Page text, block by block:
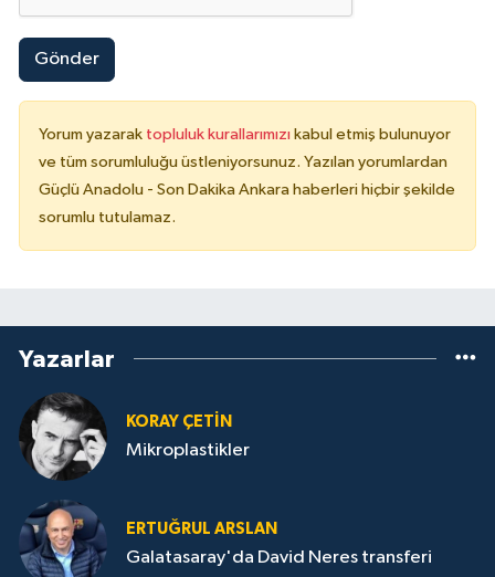
Gönder
Yorum yazarak topluluk kurallarımızı kabul etmiş bulunuyor
ve tüm sorumluluğu üstleniyorsunuz. Yazılan yorumlardan
Güçlü Anadolu - Son Dakika Ankara haberleri hiçbir şekilde
sorumlu tutulamaz.
Yazarlar
KORAY ÇETIN
Mikroplastikler
ERTUĞRUL ARSLAN
Galatasaray'da David Neres transferi